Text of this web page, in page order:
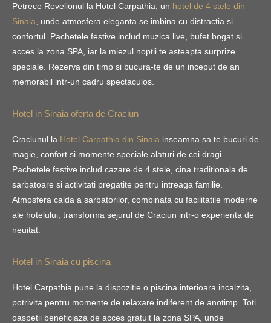
Petrece Revelionul la Hotel Carpathia, un hotel de 4 stele din
Sinaia , unde atmosfera eleganta se imbina cu distractia si
confortul. Pachetele festive includ muzica live, bufet bogat si
acces la zona SPA, iar la miezul noptii te asteapta surprize
speciale. Rezerva din timp si bucura-te de un inceput de an
memorabil intr-un cadru spectaculos.
Hotel in Sinaia oferta de Craciun
Craciunul la Hotel Carpathia din Sinaia inseamna sa te bucuri de
magie, confort si momente speciale alaturi de cei dragi.
Pachetele festive includ cazare de 4 stele, cina traditionala de
sarbatoare si activitati pregatite pentru intreaga familie.
Atmosfera calda a sarbatorilor, combinata cu facilitatile moderne
ale hotelului, transforma sejurul de Craciun intr-o experienta de
neuitat.
Hotel in Sinaia cu piscina
Hotel Carpathia pune la dispozitie o piscina interioara incalzita,
potrivita pentru momente de relaxare indiferent de anotimp. Toti
oaspetii beneficiaza de acces gratuit la zona SPA, unde